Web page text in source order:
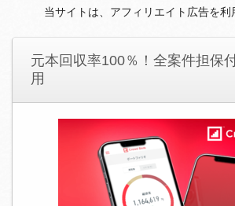
当サイトは、アフィリエイト広告を利
元本回収率100％！全案件担保
用